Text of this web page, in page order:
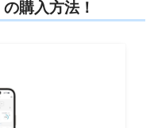
購入方法！